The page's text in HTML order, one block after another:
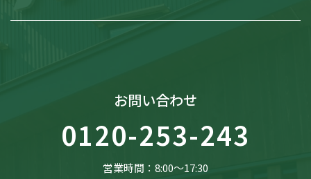
お問い合わせ
0120-253-243
営業時間：8:00〜17:30